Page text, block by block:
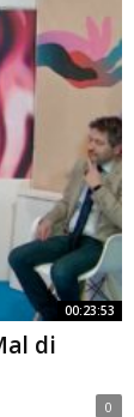
00:23:53
di
0